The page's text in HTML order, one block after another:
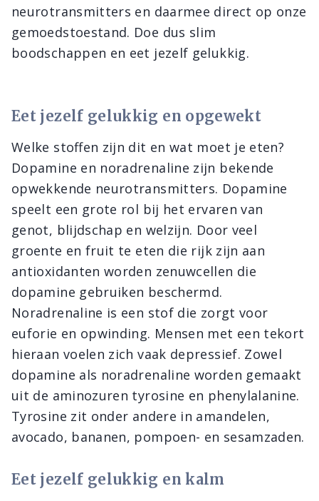
neurotransmitters en daarmee direct op onze
gemoedstoestand. Doe dus slim
boodschappen en eet jezelf gelukkig.
Eet jezelf gelukkig en opgewekt
Welke stoffen zijn dit en wat moet je eten?
Dopamine en noradrenaline zijn bekende
opwekkende neurotransmitters. Dopamine
speelt een grote rol bij het ervaren van
genot, blijdschap en welzijn. Door veel
groente en fruit te eten die rijk zijn aan
antioxidanten worden zenuwcellen die
dopamine gebruiken beschermd.
Noradrenaline is een stof die zorgt voor
euforie en opwinding. Mensen met een tekort
hieraan voelen zich vaak depressief. Zowel
dopamine als noradrenaline worden gemaakt
uit de aminozuren tyrosine en phenylalanine.
Tyrosine zit onder andere in amandelen,
avocado, bananen, pompoen- en sesamzaden.
Eet jezelf gelukkig en kalm